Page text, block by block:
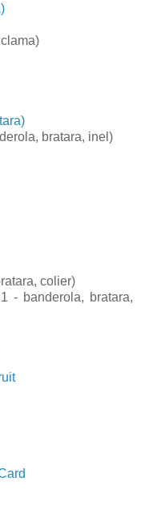
bratara, inel)
colier)
- banderola, bratara,